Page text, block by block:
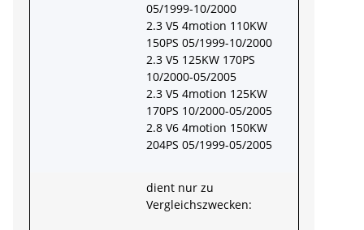
05/1999-10/2000
2.3 V5 4motion 110KW
150PS 05/1999-10/2000
2.3 V5 125KW 170PS
10/2000-05/2005
2.3 V5 4motion 125KW
170PS 10/2000-05/2005
2.8 V6 4motion 150KW
204PS 05/1999-05/2005
dient nur zu
Vergleichszwecken: